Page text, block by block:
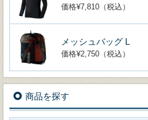
価格¥7,810（税込）
メッシュバッグ L
価格¥2,750（税込）
商品を探す